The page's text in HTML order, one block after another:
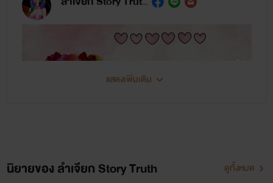
ลำเจียก Story Truth
แสดงเพิ่มเติม
นิยายของ ลำเจียก Story Truth ดูทั้งหมด